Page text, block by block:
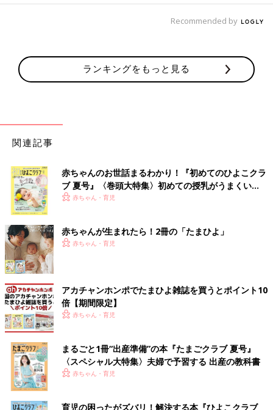
Recommended by
ランキングをもっと見る
関連記事
赤ちゃんのお世話まるわかり！『初めてのひよこクラ
ブ 夏号』〈巻頭大特集〉初めての授乳がうまくい
く！ おっぱい・ミルクの基本と夏のトラブル 解決テ
赤ちゃん・育児
赤ちゃんが生まれたら！2冊の「たまひよ」
赤ちゃん・育児
アカチャンホンポでたまひよ雑誌を買うとポイント10
倍【期間限定】
赤ちゃん・育児
まるごと1冊“出産準備”の本『たまごクラブ 夏号』
〈スペシャル大特集〉夫婦で予習する 出産の教科書
赤ちゃん・育児
育児の困ったがズバリ！解決する本『ひよこクラブ